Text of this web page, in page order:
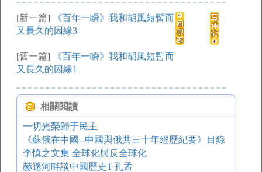
[新一篇]
《百年一瞬》我和胡風短暫而
又長久的因緣3
[舊一篇]
《百年一瞬》我和胡風短暫而
又長久的因緣1
相關閱讀
一切光榮歸于民主
《蘇俄在中國--中國與俄共三十年經歷紀要》目錄
李慎之文集 全球化與反全球化
赫遜河畔談中國歷史1 孔孟